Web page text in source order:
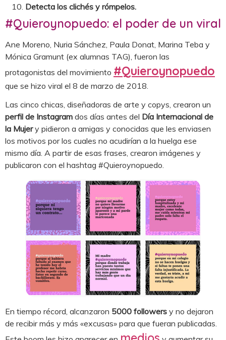
Detecta los clichés y rómpelos.
#Quieroynopuedo: el poder de un viral
Ane Moreno, Nuria Sánchez, Paula Donat, Marina Teba y
Mónica Gramunt (ex alumnas TAG), fueron las
protagonistas del movimiento #Quieroynopuedo
que se hizo viral el 8 de marzo de 2018.
Las cinco chicas, diseñadoras de arte y copys, crearon un
perfil de Instagram dos días antes del Día Internacional de
la Mujery pidieron a amigas y conocidas que les enviasen
los motivos por los cuales no acudirían a la huelga ese
mismo día. A partir de esas frases, crearon imágenes y
publicaron con el hashtag #Quieroynopuedo.
En tiempo récord, alcanzaron 5000 followers y no dejaron
de recibir más y más «excusas» para que fueran publicadas.